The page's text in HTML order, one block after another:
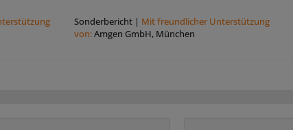
Sonderbericht| Mit freundlicher Unterstützung
von:Amgen GmbH, München